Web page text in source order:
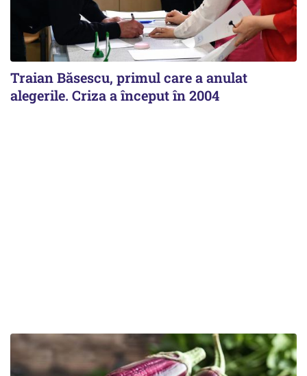
Traian Băsescu, primul care a anulat
alegerile. Criza a început în 2004